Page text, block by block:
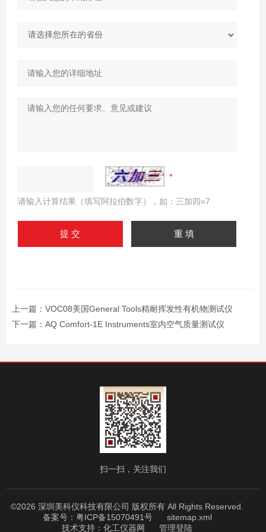
请输入计算结果（填写阿拉伯数字），如：三加四=7
上一篇： VOC08美国General Tools精耐挥发性有机物测试仪
下一篇： AQ Comfort-1E Instruments室内空气质量测试仪
扫一扫，关注我们
©2026 深圳美科仪科技有限公司 版权所有 All Rights Reserved.
备案号：粤ICP备15070491号
sitemap.xml
技术支持： 化工仪器网 管理登陆